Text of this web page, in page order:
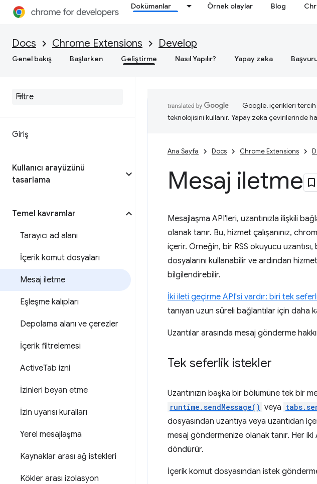
Dokümanlar Örnek olaylar Blog
Docs Chrome Extensions Develop
Genel bakış Başlarken Geliştirme Nasıl Yapılır? Yapay zeka
Giriş
Kullanıcı arayüzünü
tasarlama
Temel kavramlar
Tarayıcı ad alanı
İçerik komut dosyaları
Mesaj iletme
Eşleşme kalıpları
Depolama alanı ve çerezler
İçerik filtrelemesi
ActiveTab izni
İzinleri beyan etme
İzin uyarısı kuralları
Yerel mesajlaşma
Kaynaklar arası ağ istekleri
Kökler arası izolasyon
Google, içerikleri
teknolojisini kullanır. Yapay zeka çevirilerinde
Ana Sayfa Docs Chrome Extensions
Mesaj iletme
Mesajlaşma API'leri, uzantınızla ilişkili
olanak tanır. Bu, hizmet çalışanınız,
içerir. Örneğin, bir RSS okuyucu uzantısı,
dosyalarını kullanabilir ve ardından
bilgilendirebilir.
İki ileti geçirme API'si vardır: biri tek
tanıyan uzun süreli bağlantılar için daha
Uzantılar arasında mesaj gönderme
Tek seferlik istekler
Uzantınızın başka bir bölümüne tek bir
runtime.sendMessage() veya
dosyasından uzantıya veya uzantıdan
mesaj göndermenize olanak tanır. Her iki
döndürür.
İçerik komut dosyasından istek